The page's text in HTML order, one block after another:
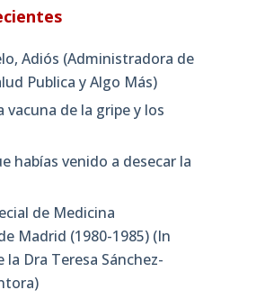
Adiós (Administradora de
Publica y Algo Más)
vacuna de la gripe y los
habías venido a desecar la
de Medicina
Madrid (1980-1985) (In
la Dra Teresa Sánchez-